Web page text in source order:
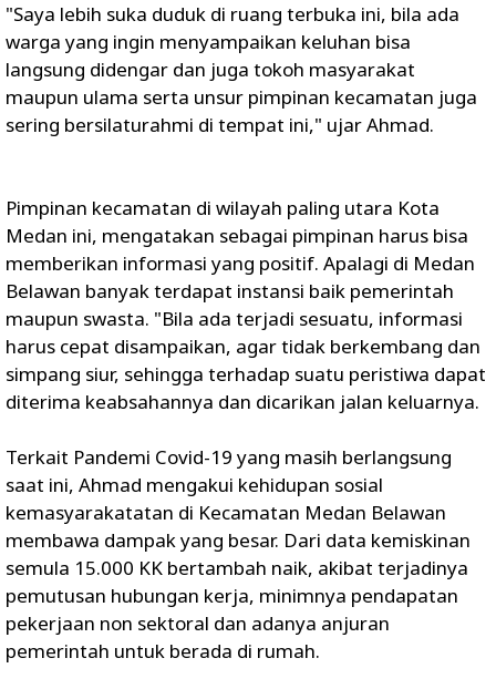
"Saya lebih suka duduk di ruang terbuka ini, bila ada
warga yang ingin menyampaikan keluhan bisa
langsung didengar dan juga tokoh masyarakat
maupun ulama serta unsur pimpinan kecamatan juga
sering bersilaturahmi di tempat ini," ujar Ahmad.
Pimpinan kecamatan di wilayah paling utara Kota
Medan ini, mengatakan sebagai pimpinan harus bisa
memberikan informasi yang positif. Apalagi di Medan
Belawan banyak terdapat instansi baik pemerintah
maupun swasta. "Bila ada terjadi sesuatu, informasi
harus cepat disampaikan, agar tidak berkembang dan
simpang siur, sehingga terhadap suatu peristiwa dapat
diterima keabsahannya dan dicarikan jalan keluarnya.
Terkait Pandemi Covid-19 yang masih berlangsung
saat ini, Ahmad mengakui kehidupan sosial
kemasyarakatatan di Kecamatan Medan Belawan
membawa dampak yang besar. Dari data kemiskinan
semula 15.000 KK bertambah naik, akibat terjadinya
pemutusan hubungan kerja, minimnya pendapatan
pekerjaan non sektoral dan adanya anjuran
pemerintah untuk berada di rumah.